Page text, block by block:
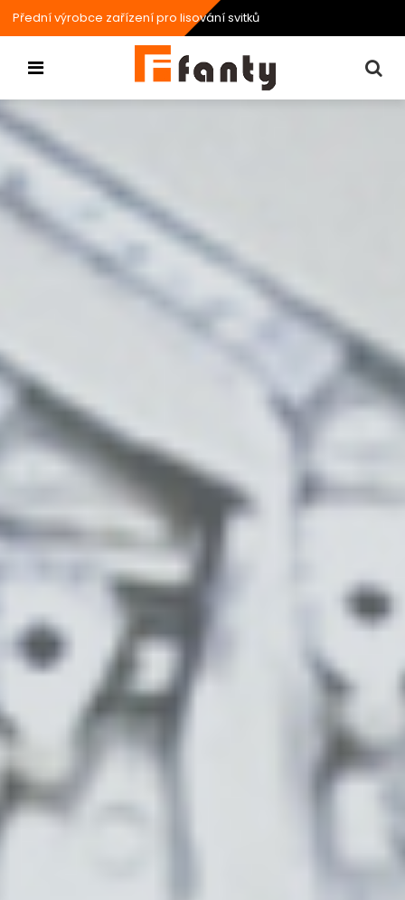
Přední výrobce zařízení pro lisování svitků